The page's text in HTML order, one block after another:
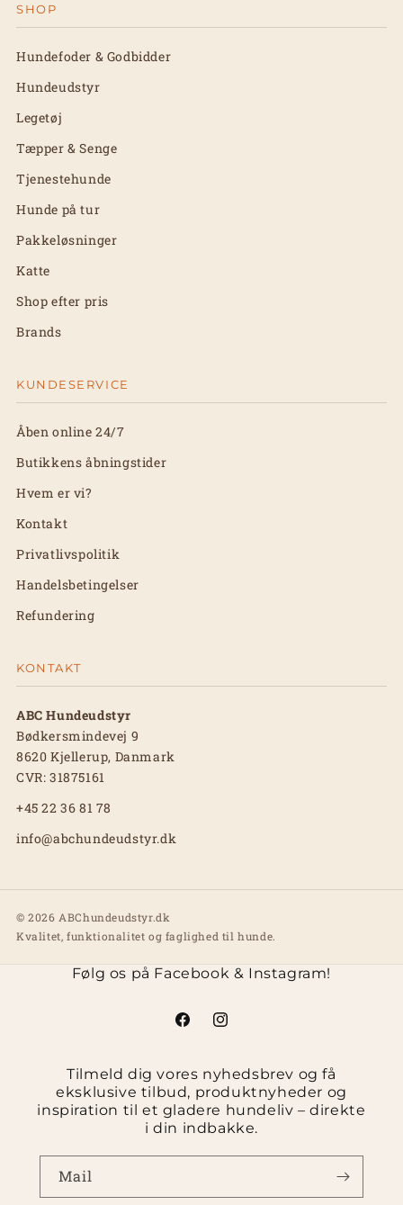
SHOP
Hundefoder & Godbidder
Hundeudstyr
Legetøj
Tæpper & Senge
Tjenestehunde
Hunde på tur
Pakkeløsninger
Katte
Shop efter pris
Brands
KUNDESERVICE
Åben online 24/7
Butikkens åbningstider
Hvem er vi?
Kontakt
Privatlivspolitik
Handelsbetingelser
Refundering
KONTAKT
ABC Hundeudstyr
Bødkersmindevej 9
8620 Kjellerup, Danmark
CVR: 31875161
+45 22 36 81 78
info@abchundeudstyr.dk
© 2026 ABChundeudstyr.dk
Kvalitet, funktionalitet og faglighed til hunde.
Følg os på Facebook & Instagram!
FacebookInstagram
Tilmeld dig vores nyhedsbrev og få
eksklusive tilbud, produktnyheder og
inspiration til et gladere hundeliv – direkte
i din indbakke.
Mail